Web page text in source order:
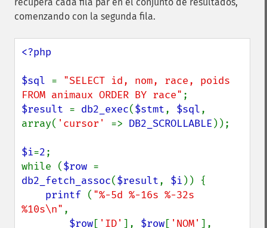
comenzando con la segunda fila.
<?php
$sql = "SELECT id, nom, race, poids
FROM animaux ORDER BY race"
$result = db2_exec($stmt, $sql,
array( 'cursor' => DB2_SCROLLABLE ));
$i=2;
while ($row
db2_fetch_assoc($result, $i )) {
printf ( "%-5d %-16s %-32s
%10s\n" ,
$row[ 'ID' ], $row[ 'NOM'